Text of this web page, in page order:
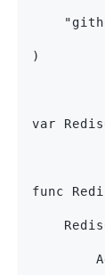
)
var
func